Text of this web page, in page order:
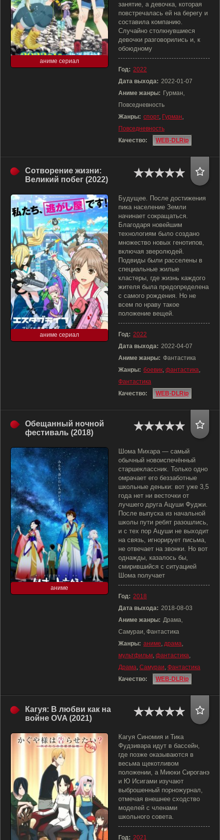
аниме сериал
занятие, а девочка, которая
повстречалась ей на берегу и
составила компанию.
Случайно столкнувшиеся
девочки разговорились и, к
обоюдному
Год: 2022
Дата выхода: 2022-01-07
Аниме жанры: Гурман,
Повседневность
Жанры: спорт, Гурман,
Повседневность
Качество:
WEB-DLRip
Сотворение жизни:
Великий побег (2022)
аниме сериал
Будущее. После достижения
пика население Земли
начинает сокращаться.
Благодаря новейшим
технологиям было создано
множество новых генотипов,
включая зверолюдей.
Подвиды были расселены в
специальные жилые
кластеры, где жизнь каждого
жителя была предопределена
с самого рождения. Но не
всем по нраву такое
положение вещей.
Год: 2022
Дата выхода: 2022-04-07
Аниме жанры: Фантастика
Жанры: боевик, фантастика,
Фантастика
Качество:
WEB-DLRip
Обещанный ночной
фестиваль (2018)
аниме
Шома Михара — самый
обычный новоиспечённый
старшеклассник. Только одно
омрачает его беззаботные
школьные деньки: вот уже 3,5
года нет ни весточки от
лучшего друга Ацуши Фуджи.
После выпуска из начальной
школы пути ребят разошлись,
и с тех пор Ацуши не выходит
на связь, игнорирует письма,
не отвечает на звонки. Но вот
однажды, казалось бы,
смирившийся с ситуацией
Шома получает
Год: 2018
Дата выхода: 2018-08-03
Аниме жанры: Драма,
Самураи, Фантастика
Жанры: аниме, драма,
мультфильм, фантастика,
Драма, Самураи, Фантастика
Качество:
WEB-DLRip
Кагуя: В любви как на
войне OVA (2021)
Кагуя Синомия и Тика
Фудзивара идут в бассейн,
где позже оказываются в
весьма щекотливом
положении, а Миюки Сироганэ
и Ю Исигами изучают
выброшенный порножурнал,
отмечая внешнее сходство
моделей с членами
школьного совета.
Год: 2021